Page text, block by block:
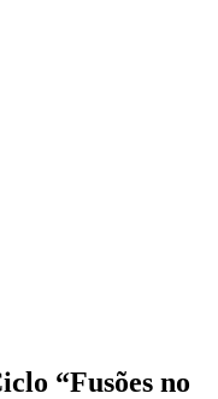
“Fusões no